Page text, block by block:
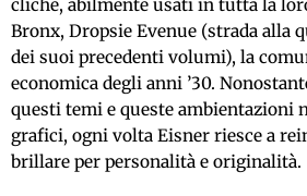
cliché, abilmente usati in tutta la
Bronx, Dropsie Evenue (strada alla
dei suoi precedenti volumi), la
economica degli anni ’30.
questi temi e queste ambientazioni
grafici, ogni volta Eisner riesce a
brillare per personalità e originalità.